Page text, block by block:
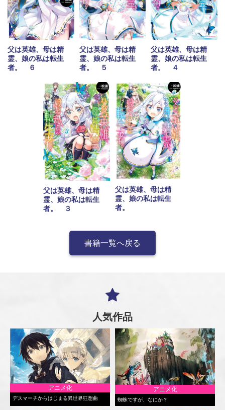
父は英雄、母は精
霊、娘の私は転生
者。 ６
父は英雄、母は精
霊、娘の私は転生
者。 ５
父は英雄、母は精
霊、娘の私は転生
者。 ４
父は英雄、母は精
霊、娘の私は転生
者。 ３
父は英雄、母は精
霊、娘の私は転生
者。
書籍一覧へ戻る
人気作品
アニメ化
デスマーチからはじまる異世界狂想曲
アニメ化
蜘蛛ですが、なにか？